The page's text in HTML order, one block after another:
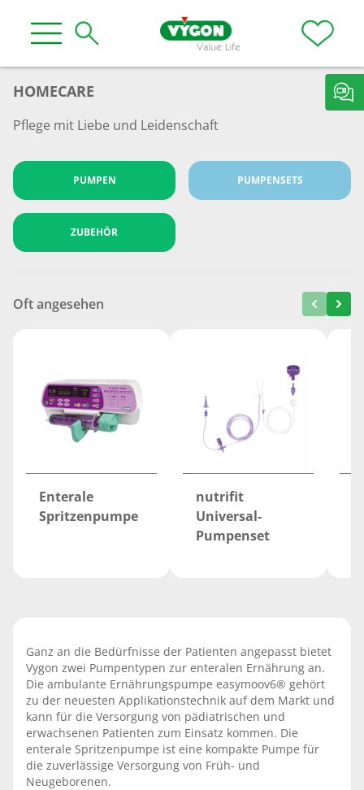
HOMECARE
Pflege mit Liebe und Leidenschaft
PUMPEN PUMPENSETS
ZUBEHÖR
Oft angesehen
Enterale
Spritzenpumpe
nutrifit
Universal-
Pumpenset
Ganz an die Bedürfnisse der Patienten angepasst bietet
Vygon zwei Pumpentypen zur enteralen Ernährung an.
Die ambulante Ernährungspumpe easymoov6® gehört
zu der neuesten Applikationstechnik auf dem Markt und
kann für die Versorgung von pädiatrischen und
erwachsenen Patienten zum Einsatz kommen. Die
enterale Spritzenpumpe ist eine kompakte Pumpe für
die zuverlässige Versorgung von Früh- und
Neugeborenen.